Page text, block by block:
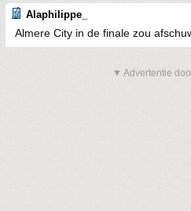
Alaphilippe_
Almere City in de finale zou
▼ Advertentie